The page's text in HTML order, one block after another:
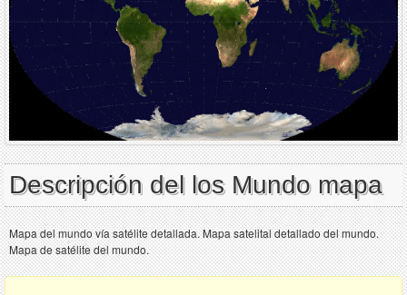
Descripción del los Mundo mapa
Mapa del mundo vía satélite detallada. Mapa satelital detallado del mundo.
Mapa de satélite del mundo.